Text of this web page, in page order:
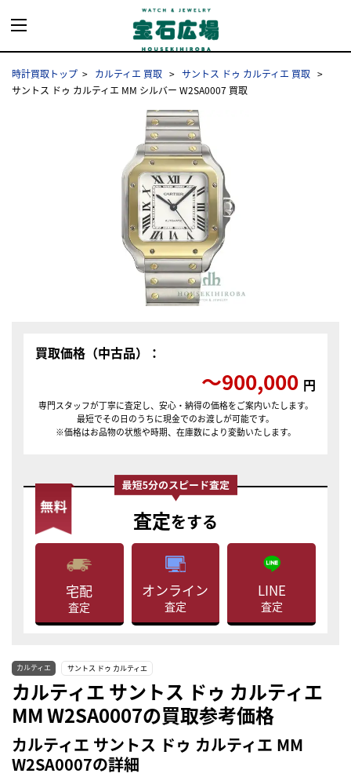
時計買取トップ カルティエ 買取
サントス ドゥ カルティエ 買取
サントス ドゥ カルティエ MM シルバー W2SA0007 買取
買取価格（中古品）：
〜900,000 円
専門スタッフが丁寧に査定し、安心・納得の価格をご案内いたします。
最短でその日のうちに現金でのお渡しが可能です。
※価格はお品物の状態や時期、在庫数により変動いたします。
査定をする
宅配
査定
オンライン
査定
LINE
査定
カルティエ サントス ドゥ カルティエ
カルティエ サントス ドゥ カルティエ
MM W2SA0007の買取参考価格
カルティエ サントス ドゥ カルティエ MM
W2SA0007の詳細